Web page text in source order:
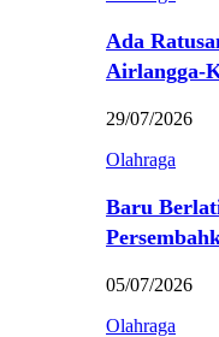
Ada
Airlangga-
29/07/2026
Olahraga
Baru
05/07/2026
Olahraga